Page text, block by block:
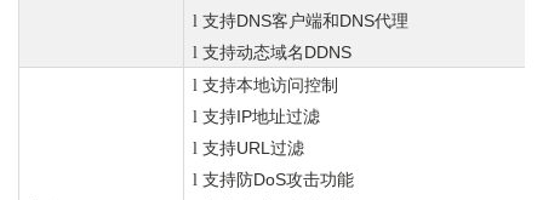
l支持DNS客户端和 DNS代理
l支持动态域名 DDNS
l支持本地访问控制
l支持IP地址过滤
l支持URL过滤
l支持防DoS攻击功能